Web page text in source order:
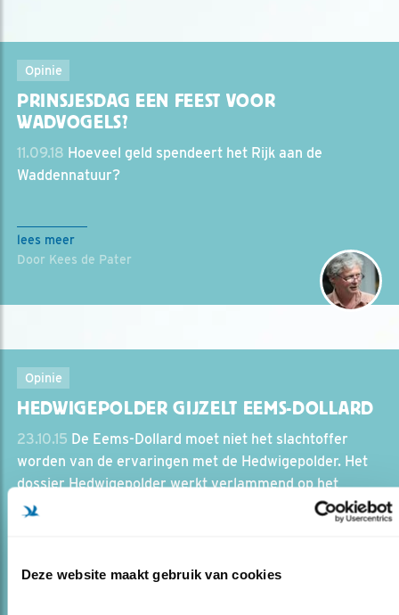
Deze website maakt gebruik van cookies
Opinie
PRINSJESDAG EEN FEEST VOOR
WADVOGELS?
11.09.18 Hoeveel geld spendeert het Rijk aan de
Waddennatuur?
lees meer
Door Kees de Pater
Opinie
HEDWIGEPOLDER GIJZELT EEMS-DOLLARD
23.10.15 De Eems-Dollard moet niet het slachtoffer
worden van de ervaringen met de Hedwigepolder. Het
dossier Hedwigepolder werkt verlammend op het
Nederlandse natuurbeleid. Uiteindelijk heeft 'Brussel'